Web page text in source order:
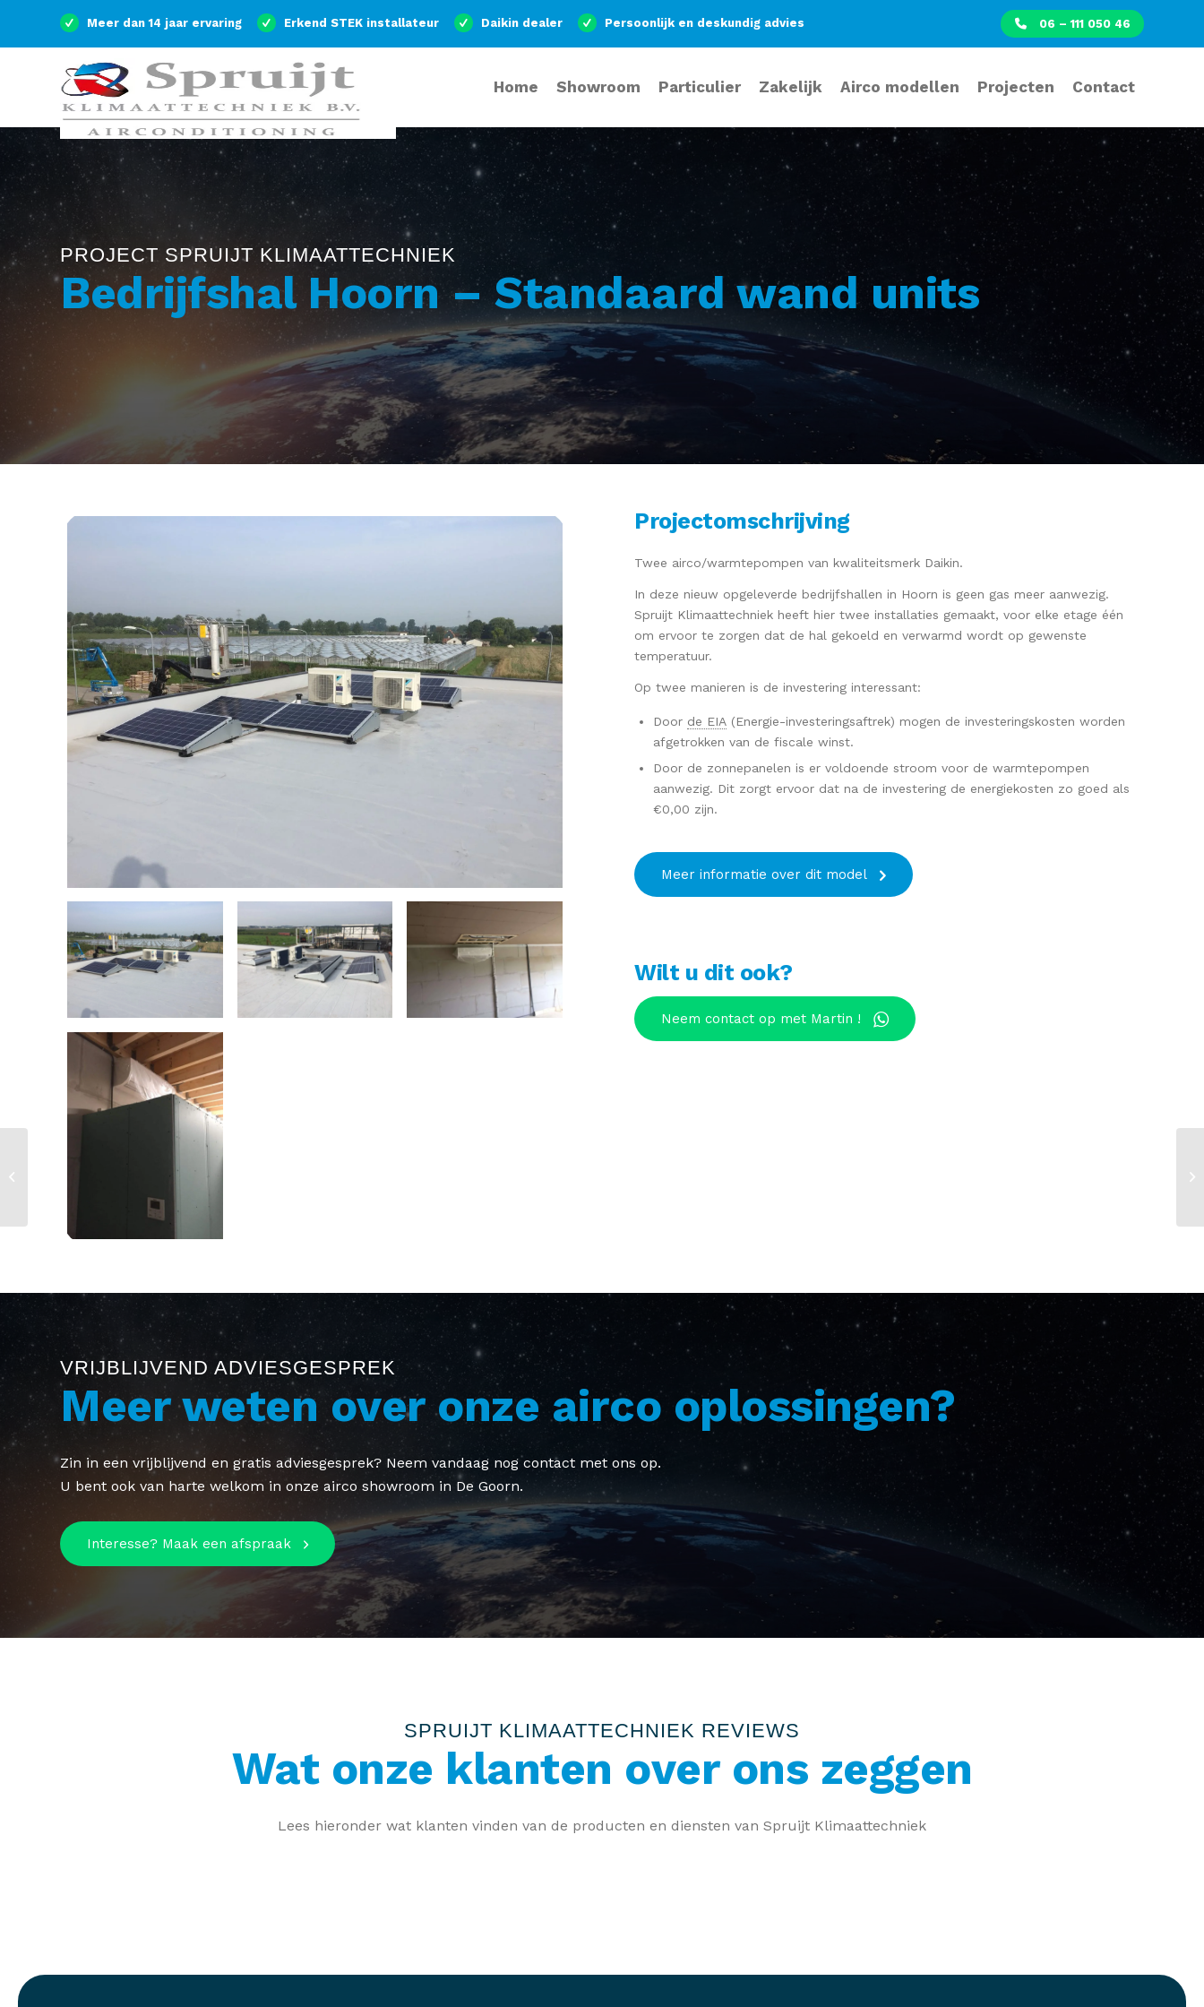
06 – 111 050 46
Meer dan 14 jaar ervaring Erkend STEK installateur Daikin dealer Persoonlijk en deskundig advies
Home Showroom Particulier Zakelijk Airco modellen Projecten Contact
PROJECT SPRUIJT KLIMAATTECHNIEK
Bedrijfshal Hoorn – Standaard wand units
Projectomschrijving
Twee airco/warmtepompen van kwaliteitsmerk Daikin.
In deze nieuw opgeleverde bedrijfshallen in Hoorn is geen gas meer aanwezig.
Spruijt Klimaattechniek heeft hier twee installaties gemaakt, voor elke etage één
om ervoor te zorgen dat de hal gekoeld en verwarmd wordt op gewenste
temperatuur.
Op twee manieren is de investering interessant:
Door de EIA (Energie-investeringsaftrek) mogen de investeringskosten worden
afgetrokken van de fiscale winst.
Door de zonnepanelen is er voldoende stroom voor de warmtepompen
aanwezig. Dit zorgt ervoor dat na de investering de energiekosten zo goed als
€0,00 zijn.
Meer informatie over dit model
Wilt u dit ook?
Neem contact op met Martin !
VRIJBLIJVEND ADVIESGESPREK
Meer weten over onze airco oplossingen?
Zin in een vrijblijvend en gratis adviesgesprek? Neem vandaag nog contact met ons op.
U bent ook van harte welkom in onze airco showroom in De Goorn.
Interesse? Maak een afspraak
SPRUIJT KLIMAATTECHNIEK REVIEWS
Wat onze klanten over ons zeggen
Lees hieronder wat klanten vinden van de producten en diensten van Spruijt Klimaattechniek